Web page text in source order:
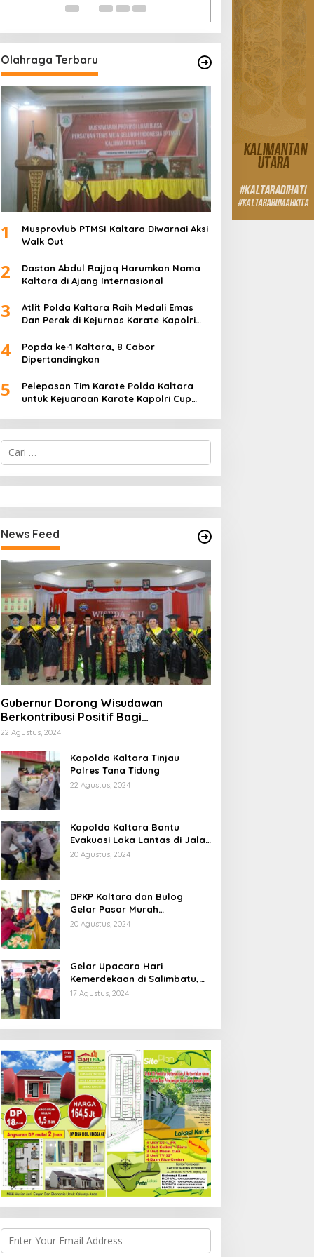
Olahraga Terbaru
1
Musprovlub PTMSI Kaltara Diwarnai Aksi
Walk Out
2
Dastan Abdul Rajjaq Harumkan Nama
Kaltara di Ajang Internasional
3
Atlit Polda Kaltara Raih Medali Emas
Dan Perak di Kejurnas Karate Kapolri
4
Popda ke-1 Kaltara, 8 Cabor
Dipertandingkan
5
Pelepasan Tim Karate Polda Kaltara
untuk Kejuaraan Karate Kapolri Cup
C
i
n
t
u
k
:
News Feed
Gubernur Dorong Wisudawan
Berkontribusi Positif Bagi
Pembangunan Kaltara
22 Agustus, 2024
Kapolda Kaltara Tinjau
Polres Tana Tidung
22 Agustus, 2024
Kapolda Kaltara Bantu
Evakuasi Laka Lantas di Jalan
Sabanar Lama
20 Agustus, 2024
DPKP Kaltara dan Bulog
Gelar Pasar Murah
Semarakkan HUT ke 79
20 Agustus, 2024
Gelar Upacara Hari
Kemerdekaan di Salimbatu,
Syarwani Ajak Masyarakat
17 Agustus, 2024